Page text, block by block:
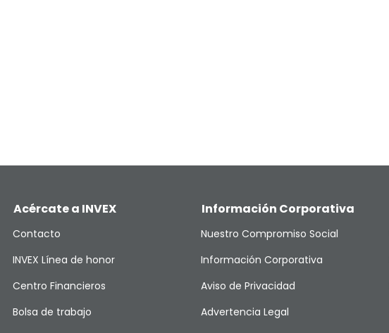
Acércate a INVEX
Contacto
INVEX Línea de honor
Centro Financieros
Bolsa de trabajo
Información Corporativa
Nuestro Compromiso Social
Información Corporativa
Aviso de Privacidad
Advertencia Legal